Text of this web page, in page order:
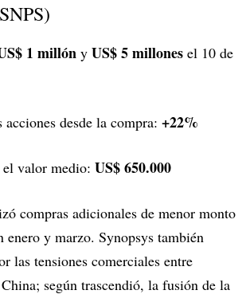
1 millón y US$ 5 millones el 10 de
desde la compra: +22%
el valor medio: US$ 650.000
compras adicionales de menor monto
enero y marzo. Synopsys también
las tensiones comerciales entre
según trascendió, la fusión de la